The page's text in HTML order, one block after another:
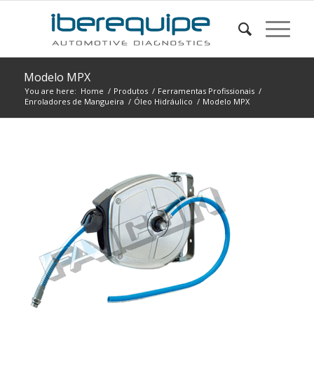
Modelo MPX
You are here: Home / Produtos / Ferramentas Profissionais /
Enroladores de Mangueira / Óleo Hidráulico / Modelo MPX